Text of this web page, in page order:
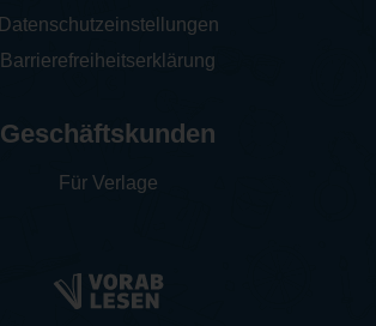
Datenschutzeinstellungen
Barrierefreiheitserklärung
Geschäftskunden
Für Verlage